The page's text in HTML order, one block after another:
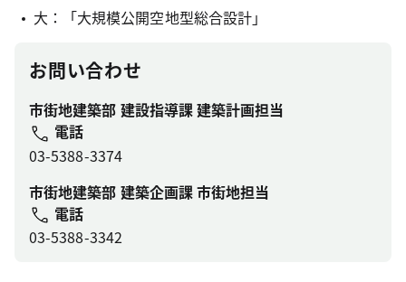
大：「大規模公開空地型総合設計」
お問い合わせ
市街地建築部 建設指導課 建築計画担当
電話
03-5388-3374
市街地建築部 建築企画課 市街地担当
電話
03-5388-3342